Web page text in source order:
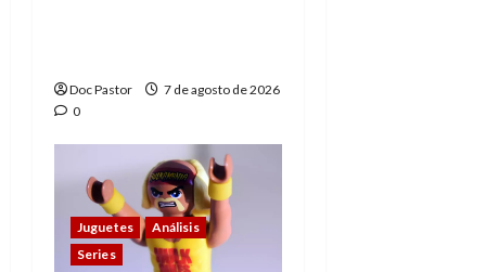
Doc Pastor
7 de agosto de 2026
0
Juguetes
Análisis
Series